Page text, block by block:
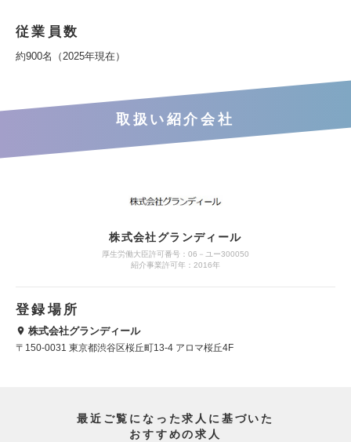
従業員数
約900名（2025年現在）
取扱い紹介会社
株式会社グランディール
厚生労働大臣許可番号：06－ユー300050
紹介事業許可年：2016年
登録場所
株式会社グランディール
〒150-0031 東京都渋谷区桜丘町13-4 アロマ桜丘4F
最近ご覧になった求人に基づいた
おすすめの求人